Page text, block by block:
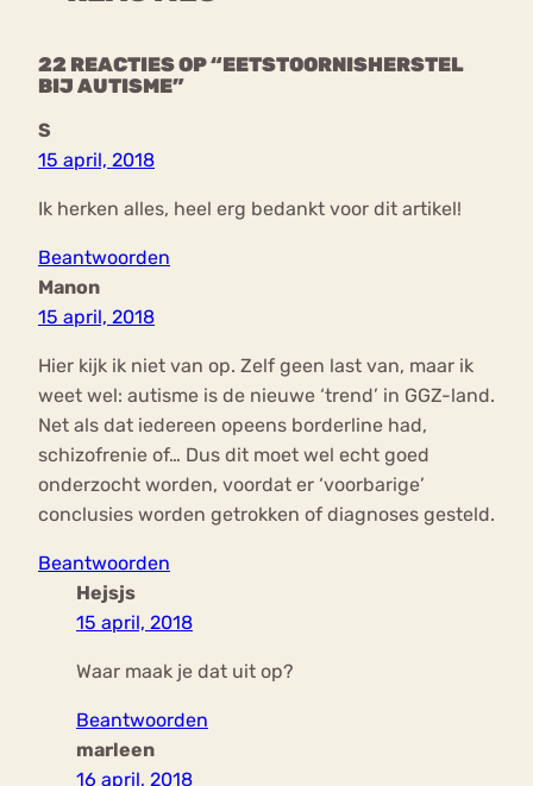
22 REACTIES OP “EETSTOORNISHERSTEL
BIJ AUTISME”
S
15 april, 2018
Ik herken alles, heel erg bedankt voor dit artikel!
Beantwoorden
Manon
15 april, 2018
Hier kijk ik niet van op. Zelf geen last van, maar ik
weet wel: autisme is de nieuwe ‘trend’ in GGZ-land.
Net als dat iedereen opeens borderline had,
schizofrenie of… Dus dit moet wel echt goed
onderzocht worden, voordat er ‘voorbarige’
conclusies worden getrokken of diagnoses gesteld.
Beantwoorden
Hejsjs
15 april, 2018
Waar maak je dat uit op?
Beantwoorden
marleen
16 april, 2018